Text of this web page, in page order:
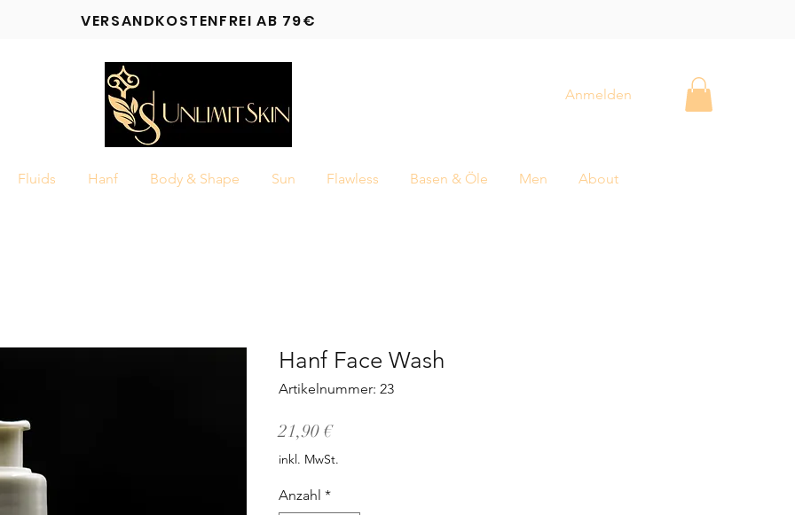
Anmelden
VERSANDKOSTENFREI AB 79€
Fluids Hanf Body & Shape Sun Flawless Basen & Öle Men About
Hanf Face Wash
Artikelnummer: 23
21,90 €Preis
inkl. MwSt.
Anzahl *